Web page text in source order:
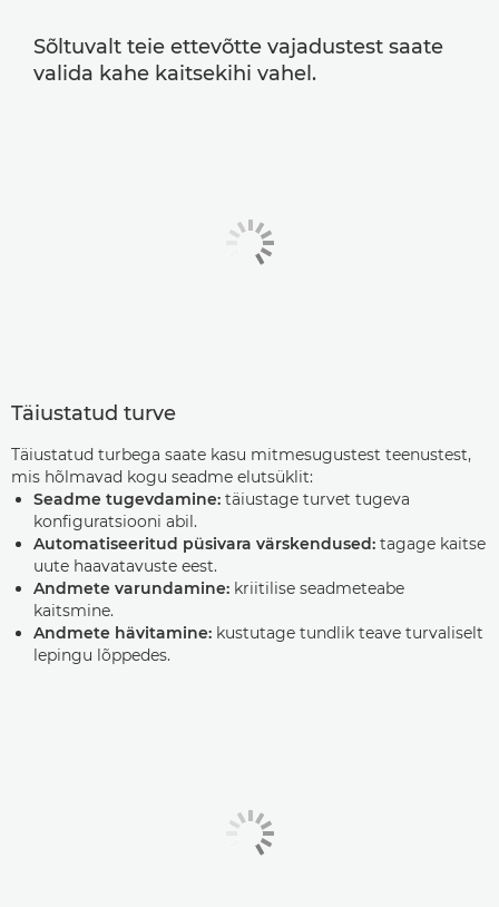
Sõltuvalt teie ettevõtte vajadustest saate
valida kahe kaitsekihi vahel.
Täiustatud turve
Täiustatud turbega saate kasu mitmesugustest teenustest,
mis hõlmavad kogu seadme elutsüklit:
Seadme tugevdamine: täiustage turvet tugeva
konfiguratsiooni abil.
Automatiseeritud püsivara värskendused: tagage kaitse
uute haavatavuste eest.
Andmete varundamine: kriitilise seadmeteabe
kaitsmine.
Andmete hävitamine: kustutage tundlik teave turvaliselt
lepingu lõppedes.